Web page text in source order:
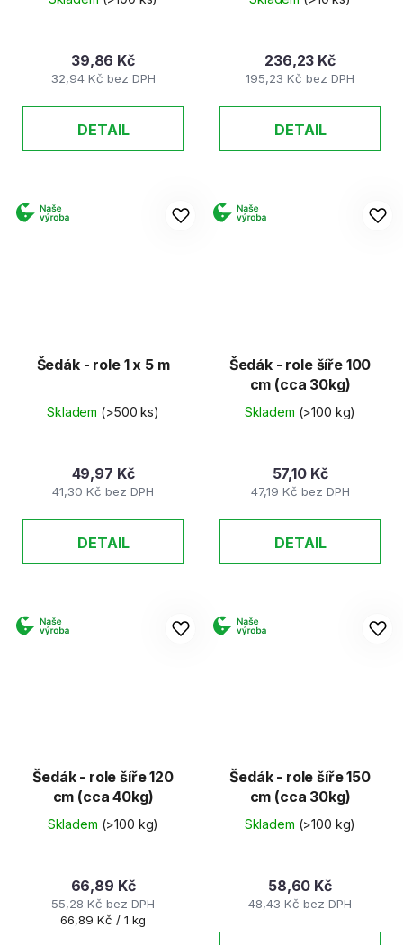
32,94 Kč bez DPH
39,86 Kč
DETAIL
195,23 Kč bez DPH
236,23 Kč
DETAIL
Šedák - role 1 x 5 m
Skladem (>500 ks)
41,30 Kč bez DPH
49,97 Kč
DETAIL
Šedák - role šíře 100
cm (cca 30kg)
Skladem (>100 kg)
47,19 Kč bez DPH
57,10 Kč
DETAIL
Šedák - role šíře 120
cm (cca 40kg)
Skladem (>100 kg)
55,28 Kč bez DPH
66,89 Kč
Měrná
66,89 Kč / 1 kg
Šedák - role šíře 150
cm (cca 30kg)
Skladem (>100 kg)
48,43 Kč bez DPH
58,60 Kč